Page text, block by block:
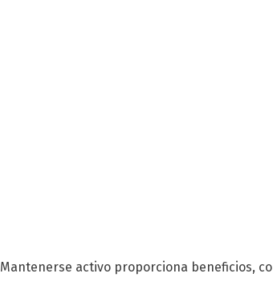
Mantenerse activo proporciona beneficios,